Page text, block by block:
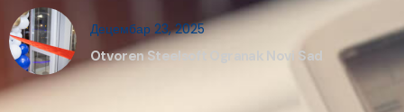
Децембар 23, 2025
Otvoren Steelsoft Ogranak Novi Sad